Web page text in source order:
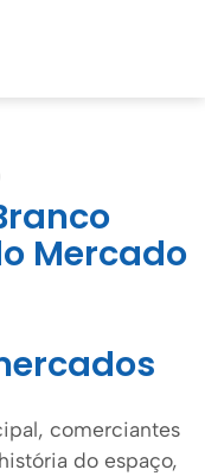
Mercado
comerciantes
do espaço,